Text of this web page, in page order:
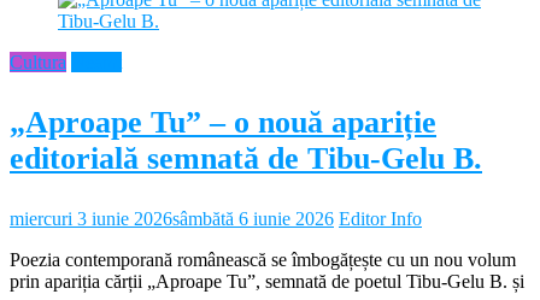
Cultura
„Aproape Tu” – o nouă apariție
editorială semnată de Tibu-Gelu B.
miercuri 3 iunie 2026sâmbătă 6 iunie 2026 Editor Info
Poezia contemporană românească se îmbogățește cu un nou volum
prin apariția cărții „Aproape Tu”, semnată de poetul Tibu-Gelu B. și